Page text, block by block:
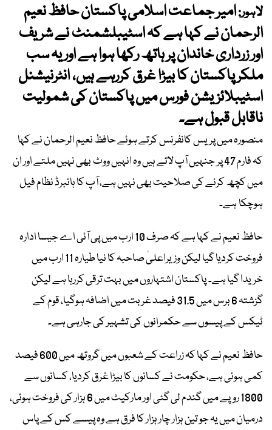
لاہور:امیر جماعت اسلامی پاکستان حافظ نعیم
الرحمان نے کہا ہے کہ اسٹیبلشمنٹ نے شریف
اور زرداری خاندان پر ہاتھ رکھا ہوا ہے اور یہ سب
ملکر پاکستان کا بیڑا غرق کررہے ہیں، انٹرنیشنل
اسٹیبلائزیشن فورس میں پاکستان کی شمولیت
ناقابل قبول ہے۔
منصورہ میں پریس کانفرنس کرتے ہوئے حافظ نعیم الرحمان نے کہا
کہ فارم 47 پر جنہیں آپ لاتے ہیں وہ انہیں ووٹ بھی نہیں ملتے اور ان
میں کچھ کرنے کی صلاحیت بھی نہیں ہے، آپ کا ہائبرڈ نظام فیل
ہوچکا ہے۔
حافظ نعیم نے کہا ہے کہ صرف 10 ارب میں پی آئی اے جیسا ادارہ
فروخت کردیا گیا لیکن وزیراعلیٰ صاحبہ کا نیا طیارہ 11 ارب میں
خریدا گیا ہے۔ پاکستان اشتہاروں میں بہت ترقی کررہا ہے لیکن
گزشتہ 6 برس میں 31.5 فیصد غربت میں اضافہ ہوگیا، قوم کے
ٹیکس کے پیسوں سے حکمرانوں کی تشہیر کی جارہی ہے۔
حافظ نعیم نے کہا کہ زراعت کے شعبوں میں گروتھ میں 600 فیصد
کمی ہوئی ہے، حکومت نے کسانوں کا بیڑا غرق کردیا، کسانوں سے
1800 روپے میں گندم لی گئی اور مارکیٹ میں 6 ہزار کی فروخت ہوئی،
درمیان میں یہ جو تین ہزار چار ہزار کا فرق ہے وہ پیسے کس کے پاس